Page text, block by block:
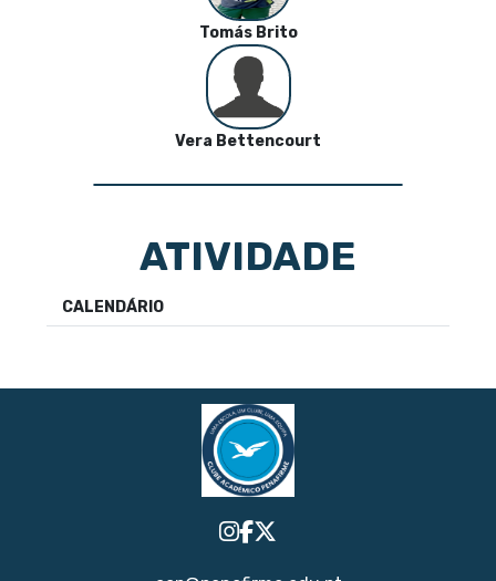
Tomás Brito
Vera Bettencourt
ATIVIDADE
CALENDÁRIO